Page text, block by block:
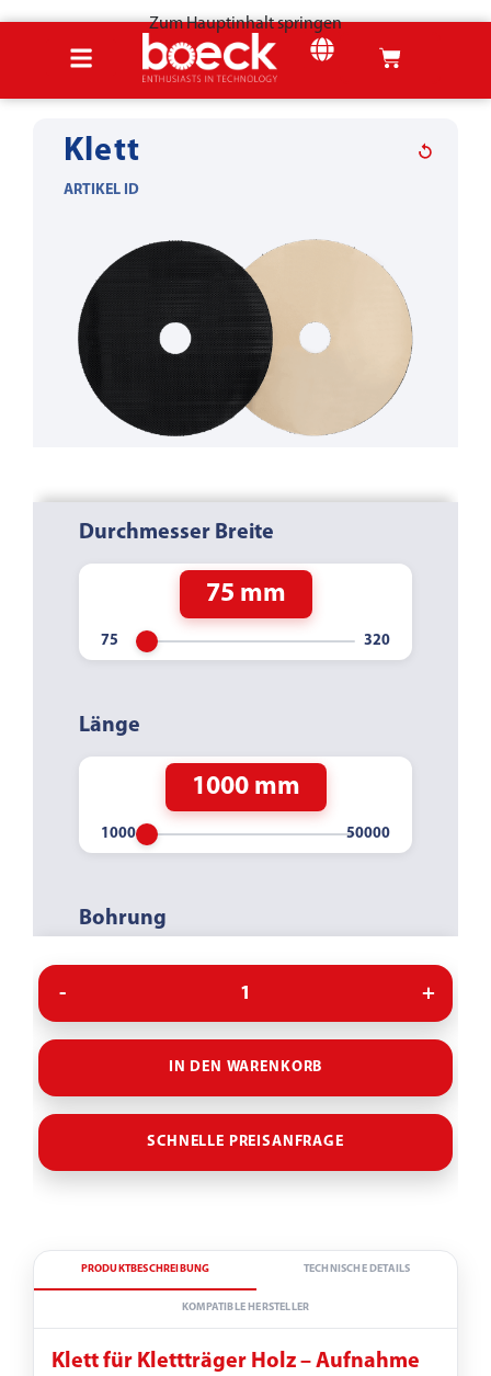
Zum Hauptinhalt springen
Klett
ARTIKEL ID
Durchmesser Breite
75 mm
Länge
1000 mm
Bohrung
IN DEN WARENKORB
SCHNELLE PREISANFRAGE
PRODUKTBESCHREIBUNG TECHNISCHE DETAILS
KOMPATIBLE HERSTELLER
Klett für Klettträger Holz – Aufnahme